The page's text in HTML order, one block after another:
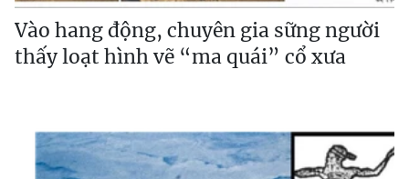
Vào hang động, chuyên gia sững người
thấy loạt hình vẽ “ma quái” cổ xưa